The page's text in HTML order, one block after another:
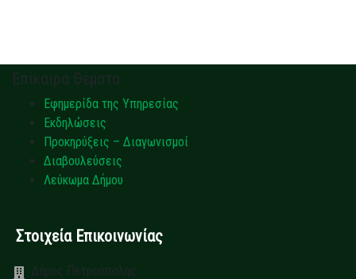
Επίκαιρα Θέματα
Εφημερίδα της Υπηρεσίας
Εκδηλώσεις
Προκηρύξεις – Διαγωνισμοί
Διαβουλεύσεις
Λεύκωμα Δήμου
Στοιχεία Επικοινωνίας
Δήμος Πετρούπολης